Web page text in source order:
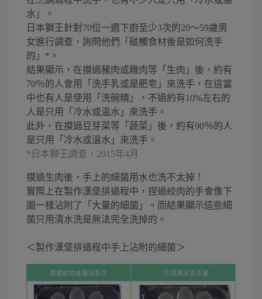
水」。
日本獅王針對70位一週下廚至少3次的20～59歲男
女進行調查，詢問他們「碰觸食材後是如何洗手
的」*。
結果顯示，在摸過豬肉或雞肉等「生肉」後，約有
70％的人會用「洗手乳或是肥皂」來洗手，在這當
中也有人是使用「洗碗精」，不過約有10%左右的
人是只用「冷水或溫水」來洗手。
此外，在摸過豆芽菜等「蔬菜」後，約有90％的人
是只用「冷水或溫水」來洗手。
*日本獅王調查，2015年4月
摸過生肉後，手上的細菌用水也洗不太掉！
實際上在製作漢堡排過程中，捏過絞肉的手會像下
圖一樣沾附了「大量的細菌」。而結果顯示這些細
菌只用清水洗是無法完全洗掉的。
＜製作漢堡排過程中手上沾附的細菌＞